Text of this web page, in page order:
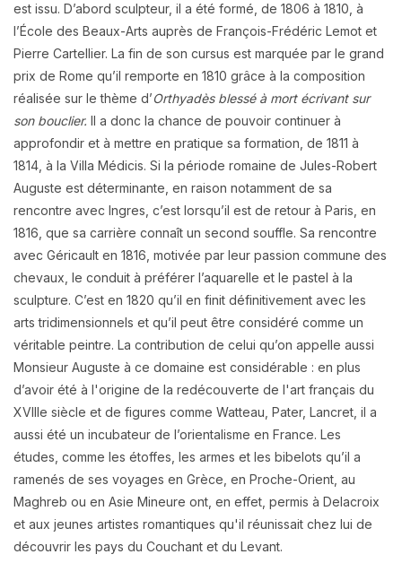
est issu. D’abord sculpteur, il a été formé, de 1806 à 1810, à
l’École des Beaux-Arts auprès de François-Frédéric Lemot et
Pierre Cartellier. La fin de son cursus est marquée par le grand
prix de Rome qu’il remporte en 1810 grâce à la composition
réalisée sur le thème d’Orthyadès blessé à mort écrivant sur
son bouclier. Il a donc la chance de pouvoir continuer à
approfondir et à mettre en pratique sa formation, de 1811 à
1814, à la Villa Médicis. Si la période romaine de Jules-Robert
Auguste est déterminante, en raison notamment de sa
rencontre avec Ingres, c’est lorsqu’il est de retour à Paris, en
1816, que sa carrière connaît un second souffle. Sa rencontre
avec Géricault en 1816, motivée par leur passion commune des
chevaux, le conduit à préférer l’aquarelle et le pastel à la
sculpture. C’est en 1820 qu’il en finit définitivement avec les
arts tridimensionnels et qu’il peut être considéré comme un
véritable peintre. La contribution de celui qu’on appelle aussi
Monsieur Auguste à ce domaine est considérable : en plus
d’avoir été à l'origine de la redécouverte de l'art français du
XVIIIe siècle et de figures comme Watteau, Pater, Lancret, il a
aussi été un incubateur de l’orientalisme en France. Les
études, comme les étoffes, les armes et les bibelots qu’il a
ramenés de ses voyages en Grèce, en Proche-Orient, au
Maghreb ou en Asie Mineure ont, en effet, permis à Delacroix
et aux jeunes artistes romantiques qu'il réunissait chez lui de
découvrir les pays du Couchant et du Levant.